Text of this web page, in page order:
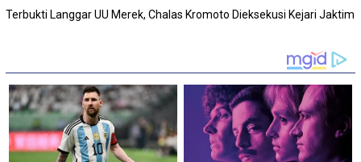
Terbukti Langgar UU Merek, Chalas Kromoto Dieksekusi Kejari Jaktim